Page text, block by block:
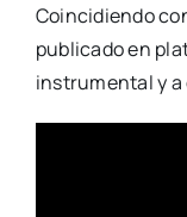
Coincidiendo
publicado en
instrumental y a